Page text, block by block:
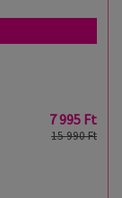
7 995 Ft
15 990 Ft